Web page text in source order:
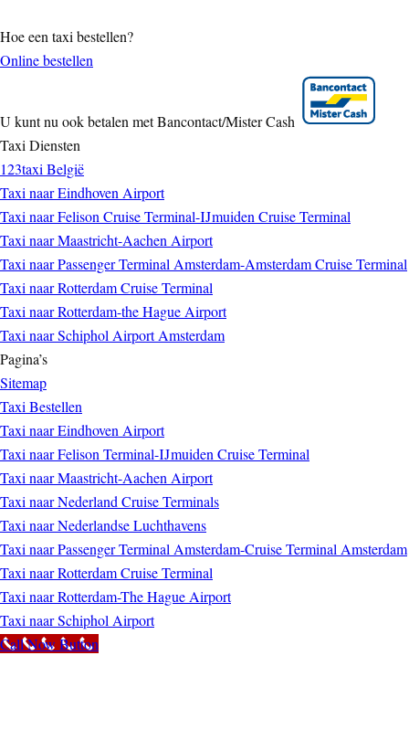
Hoe een taxi bestellen?
Online bestellen
U kunt nu ook betalen met Bancontact/Mister Cash
Taxi Diensten
123taxi België
Taxi naar Eindhoven Airport
Taxi naar Felison Cruise Terminal-IJmuiden Cruise Terminal
Taxi naar Maastricht-Aachen Airport
Taxi naar Passenger Terminal Amsterdam-Amsterdam Cruise Terminal
Taxi naar Rotterdam Cruise Terminal
Taxi naar Rotterdam-the Hague Airport
Taxi naar Schiphol Airport Amsterdam
Pagina’s
Sitemap
Taxi Bestellen
Taxi naar Eindhoven Airport
Taxi naar Felison Terminal-IJmuiden Cruise Terminal
Taxi naar Maastricht-Aachen Airport
Taxi naar Nederland Cruise Terminals
Taxi naar Nederlandse Luchthavens
Taxi naar Passenger Terminal Amsterdam-Cruise Terminal Amsterdam
Taxi naar Rotterdam Cruise Terminal
Taxi naar Rotterdam-The Hague Airport
Taxi naar Schiphol Airport
Call Now Button